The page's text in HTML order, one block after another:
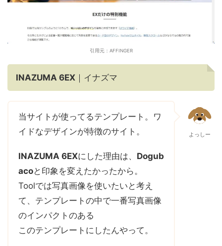
引用元：AFFINGER
INAZUMA 6EX ｜イナズマ
当サイトが使ってるテンプレート。ワ
イドなデザインが特徴のサイト。
INAZUMA 6EXにした理由は、 Dogub
acoと印象を変えたかったから。
Toolでは写真画像を使いたいと考え
て、テンプレートの中で一番写真画像
のインパクトのある
このテンプレートにしたんやって。
よっしー